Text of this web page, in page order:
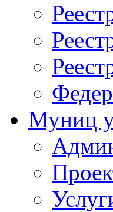
Муниц